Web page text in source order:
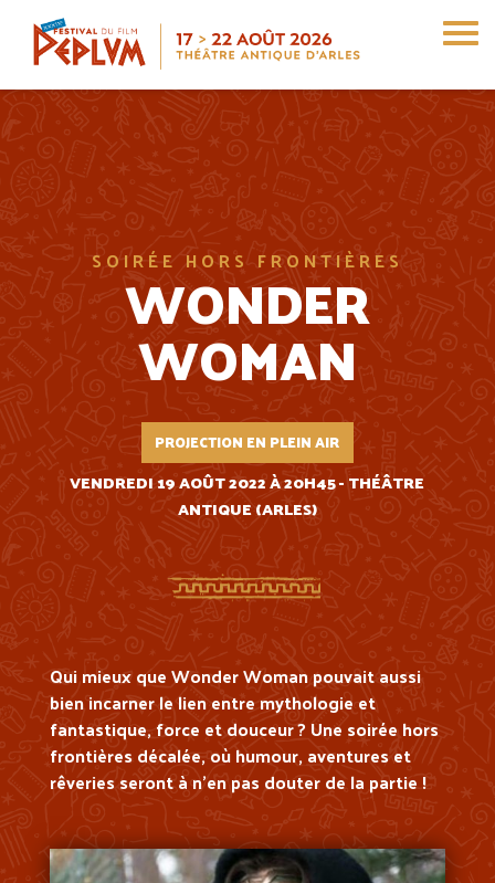
contenu
principal
SOIRÉE HORS FRONTIÈRES
WONDER
WOMAN
PROJECTION EN PLEIN AIR
VENDREDI 19 AOÛT 2022 À 20H45 - THÉÂTRE
ANTIQUE (ARLES)
Qui mieux que Wonder Woman pouvait aussi
bien incarner le lien entre mythologie et
fantastique, force et douceur ? Une soirée hors
frontières décalée, où humour, aventures et
rêveries seront à n’en pas douter de la partie !